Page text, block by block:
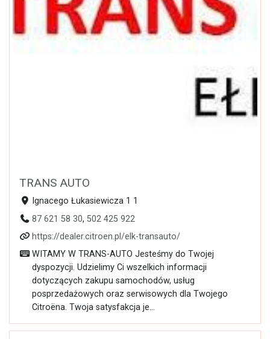
TRANS AUTO
Ignacego Łukasiewicza 1 1
87 621 58 30, 502 425 922
https://dealer.citroen.pl/elk-transauto/
WITAMY W TRANS-AUTO Jesteśmy do Twojej
dyspozycji. Udzielimy Ci wszelkich informacji
dotyczących zakupu samochodów, usług
posprzedażowych oraz serwisowych dla Twojego
Citroëna. Twoja satysfakcja je...